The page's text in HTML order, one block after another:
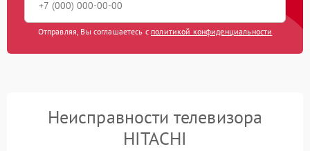
Отправляя, Вы соглашаетесь с политикой конфиденциальности
Неисправности телевизора
HITACHI